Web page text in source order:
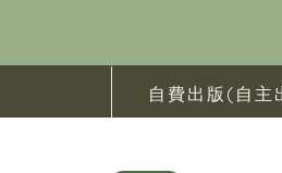
自費出版(自主